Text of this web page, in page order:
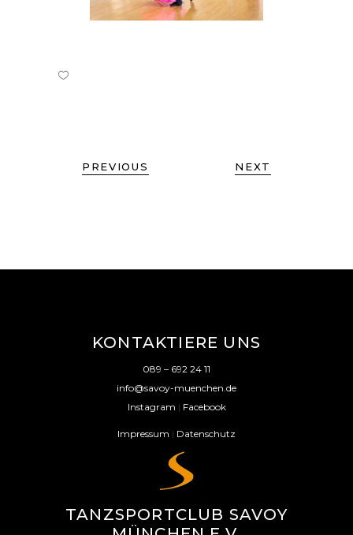
PREVIOUS NEXT
KONTAKTIERE UNS
089 – 692 24 11
info@savoy-muenchen.de
Instagram | Facebook
Impressum | Datenschutz
TANZSPORTCLUB SAVOY